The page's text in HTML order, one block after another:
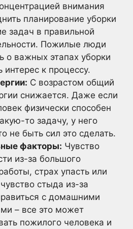
внимания
планирование уборки
задач в правильной
Пожилые люди
о важных этапах уборки
интерес к процессу.
С возрастом общий
снижается. Даже если
физически способен
то задачу, у него
не быть сил это сделать.
факторы: Чувство
из-за большого
страх упасть или
стыда из-за
с домашними
– все это может
пожилого человека и